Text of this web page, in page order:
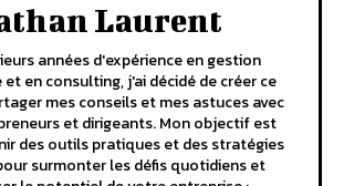
Laurent
années d'expérience en gestion
en consulting, j'ai décidé de créer ce
mes conseils et mes astuces avec
et dirigeants. Mon objectif est
des outils pratiques et des stratégies
surmonter les défis quotidiens et